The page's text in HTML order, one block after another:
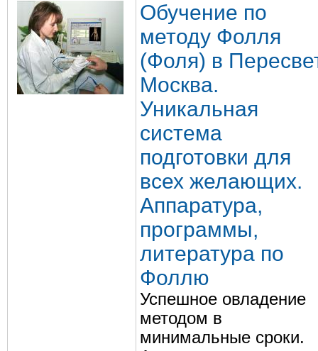
Обучение по
методу Фолля
(Фоля) в
Москва.
Уникальная
система
подготовки для
всех желающих.
Аппаратура,
программы,
литература по
Фоллю
Успешное овладение
методом в
минимальные сроки.